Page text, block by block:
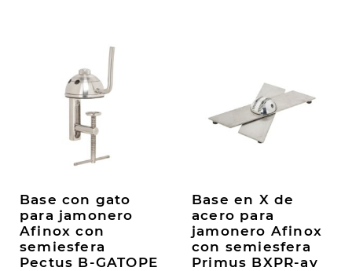
Base con gato
para jamonero
Afinox con
semiesfera
Pectus B-GATOPE
Base en X de
acero para
jamonero Afinox
con semiesfera
Primus BXPR-av